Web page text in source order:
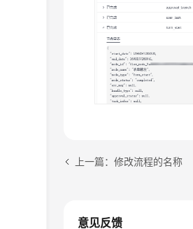
上一篇：修改流程的名称
意见反馈